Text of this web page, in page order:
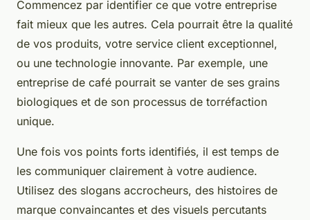
Commencez par identifier ce que votre entreprise
fait mieux que les autres. Cela pourrait être la qualité
de vos produits, votre service client exceptionnel,
ou une technologie innovante. Par exemple, une
entreprise de café pourrait se vanter de ses grains
biologiques et de son processus de torréfaction
unique.
Une fois vos points forts identifiés, il est temps de
les communiquer clairement à votre audience.
Utilisez des slogans accrocheurs, des histoires de
marque convaincantes et des visuels percutants